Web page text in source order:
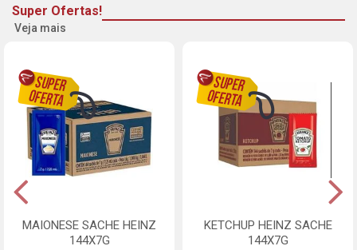
Super Ofertas!
Veja mais
MAIONESE SACHE HEINZ
144X7G
KETCHUP HEINZ SACHE
144X7G